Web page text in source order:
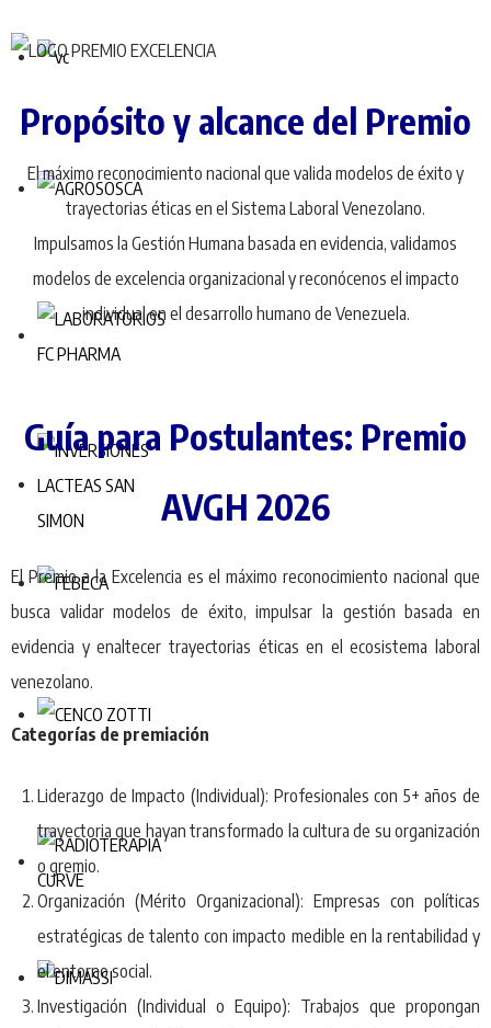
Propósito y alcance del Premio
El máximo reconocimiento nacional que valida modelos de éxito y
trayectorias éticas en el Sistema Laboral Venezolano.
Impulsamos la Gestión Humana basada en evidencia, validamos
modelos de excelencia organizacional y reconócenos el impacto
individual en el desarrollo humano de Venezuela.
Guía para Postulantes: Premio
AVGH 2026
El Premio a la Excelencia es el máximo reconocimiento nacional que
busca validar modelos de éxito, impulsar la gestión basada en
evidencia y enaltecer trayectorias éticas en el ecosistema laboral
venezolano.
Categorías de premiación
Liderazgo de Impacto (Individual): Profesionales con 5+ años de
trayectoria que hayan transformado la cultura de su organización
o gremio.
Organización (Mérito Organizacional): Empresas con políticas
estratégicas de talento con impacto medible en la rentabilidad y
el entorno social.
Investigación (Individual o Equipo): Trabajos que propongan